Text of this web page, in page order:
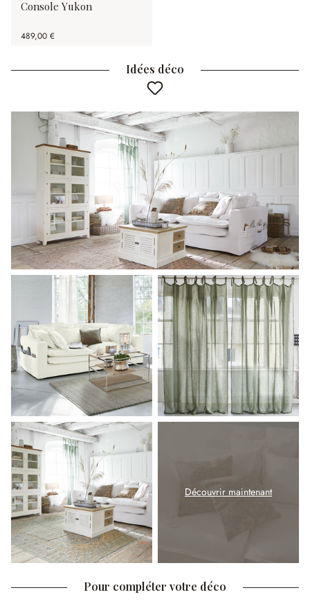
Console Yukon
489,00 €
Idées déco
Découvrir maintenant
Pour compléter votre déco